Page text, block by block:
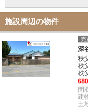
施設周辺の物件
売
深
秩
秩
秩
間
建
土